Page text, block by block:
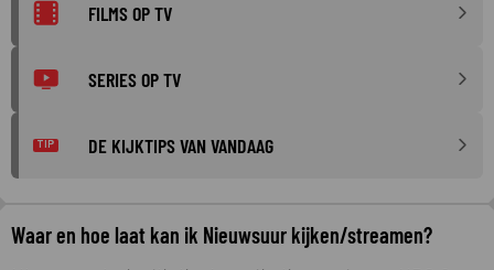
FILMS OP TV
SERIES OP TV
TIP DE KIJKTIPS VAN VANDAAG
Waar en hoe laat kan ik Nieuwsuur kijken/streamen?